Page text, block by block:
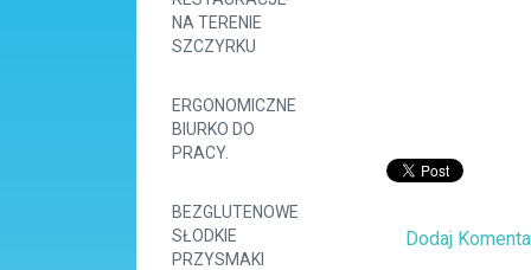
NA TERENIE
SZCZYRKU
ERGONOMICZNE
BIURKO DO
PRACY.
BEZGLUTENOWE
SŁODKIE
PRZYSMAKI
Dodaj